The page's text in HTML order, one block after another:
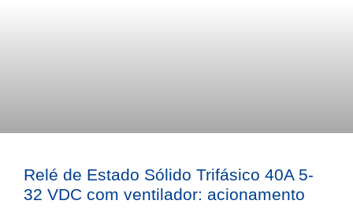
Relé de Estado Sólido Trifásico 40A 5-
32 VDC com ventilador: acionamento